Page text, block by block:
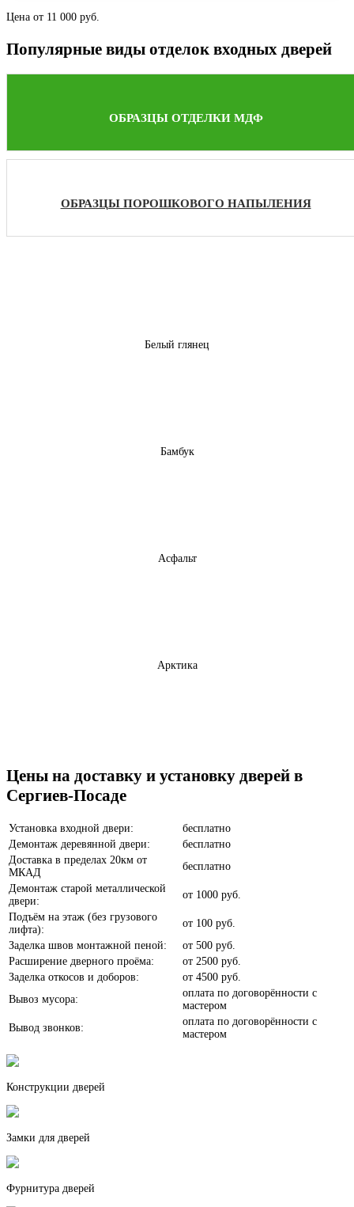
Цена от 11 000 руб.
Популярные виды отделок входных дверей
ОБРАЗЦЫ ОТДЕЛКИ МДФ
ОБРАЗЦЫ ПОРОШКОВОГО НАПЫЛЕНИЯ
Арктика
Асфальт
Бамбук
Белое дерево
Белый глянец
Бетон темный
Цены на доставку и установку дверей в
Сергиев-Посаде
Установка входной двери:
бесплатно
Демонтаж деревянной двери:
бесплатно
Доставка в пределах 20км от
МКАД
бесплатно
Демонтаж старой металлической
двери:
от 1000 руб.
Подъём на этаж (без грузового
лифта):
от 100 руб.
Заделка швов монтажной пеной:
от 500 руб.
Расширение дверного проёма:
от 2500 руб.
Заделка откосов и доборов:
от 4500 руб.
Вывоз мусора:
оплата по договорённости с
мастером
Вывод звонков:
оплата по договорённости с
мастером
Конструкции дверей
Замки для дверей
Фурнитура дверей